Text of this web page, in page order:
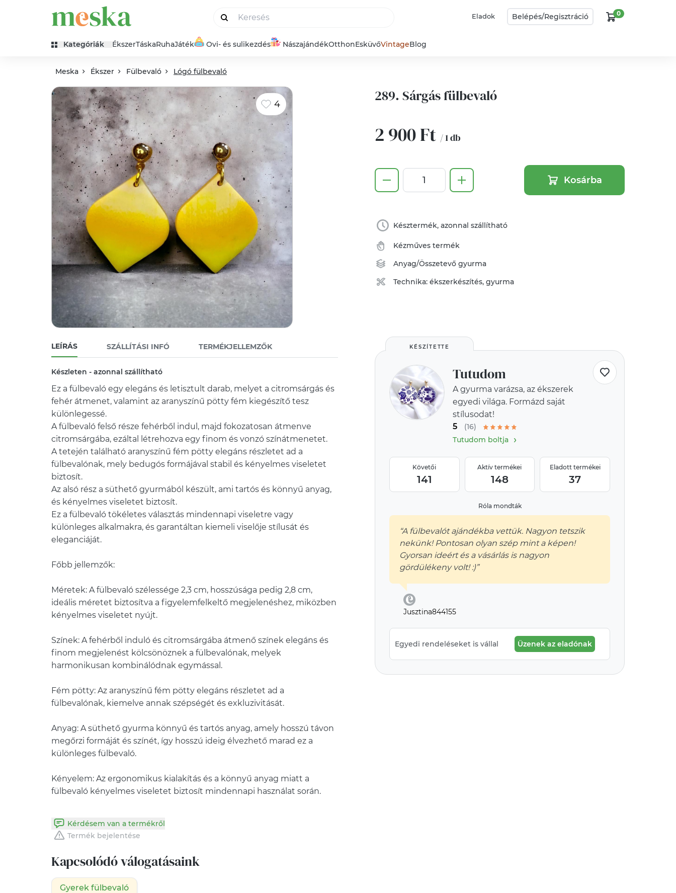
Eladok Belépés/Regisztráció 0
Kategóriák ÉkszerTáskaRuhaJáték Ovi- és sulikezdés NászajándékOtthonEsküvőVintageBlog
Meska Ékszer Fülbevaló Lógó fülbevaló
4
LEÍRÁS SZÁLLÍTÁSI INFÓ TERMÉKJELLEMZŐK
Készleten - azonnal szállítható
Ez a fülbevaló egy elegáns és letisztult darab, melyet a citromsárgás és
fehér átmenet, valamint az aranyszínű pötty fém kiegészítő tesz
különlegessé.
A fülbevaló felső része fehérből indul, majd fokozatosan átmenve
citromsárgába, ezáltal létrehozva egy finom és vonzó színátmenetet.
A tetején található aranyszínű fém pötty elegáns részletet ad a
fülbevalónak, mely bedugós formájával stabil és kényelmes viseletet
biztosít.
Az alsó rész a süthető gyurmából készült, ami tartós és könnyű anyag,
és kényelmes viseletet biztosít.
Ez a fülbevaló tökéletes választás mindennapi viseletre vagy
különleges alkalmakra, és garantáltan kiemeli viselője stílusát és
eleganciáját.
Főbb jellemzők:
Méretek: A fülbevaló szélessége 2,3 cm, hosszúsága pedig 2,8 cm,
ideális méretet biztosítva a figyelemfelkeltő megjelenéshez, miközben
kényelmes viseletet nyújt.
Színek: A fehérből induló és citromsárgába átmenő színek elegáns és
finom megjelenést kölcsönöznek a fülbevalónak, melyek
harmonikusan kombinálódnak egymással.
Fém pötty: Az aranyszínű fém pötty elegáns részletet ad a
fülbevalónak, kiemelve annak szépségét és exkluzivitását.
Anyag: A süthető gyurma könnyű és tartós anyag, amely hosszú távon
megőrzi formáját és színét, így hosszú ideig élvezhető marad ez a
különleges fülbevaló.
Kényelem: Az ergonomikus kialakítás és a könnyű anyag miatt a
fülbevaló kényelmes viseletet biztosít mindennapi használat során.
Kérdésem van a termékről
Termék bejelentése
289. Sárgás fülbevaló
2 900 Ft / 1 db
Kosárba
Késztermék, azonnal szállítható
Kézműves termék
Anyag/Összetevőgyurma
Technika:ékszerkészítés,gyurma
KÉSZÍTETTE
Tutudom
A gyurma varázsa, az ékszerek
egyedi világa. Formázd saját
stílusodat!
5
(16)
Tutudom boltja
›
Követői
141
Aktív termékei
148
Eladott termékei
37
Róla mondták
“A fülbevalót ajándékba vettük. Nagyon tetszik
nekünk! Pontosan olyan szép mint a képen!
Gyorsan ideért és a vásárlás is nagyon
gördülékeny volt! :)”
Jusztina844155
Egyedi rendeléseket is vállal Üzenek az eladónak
Kapcsolódó válogatásaink
Gyerek fülbevaló